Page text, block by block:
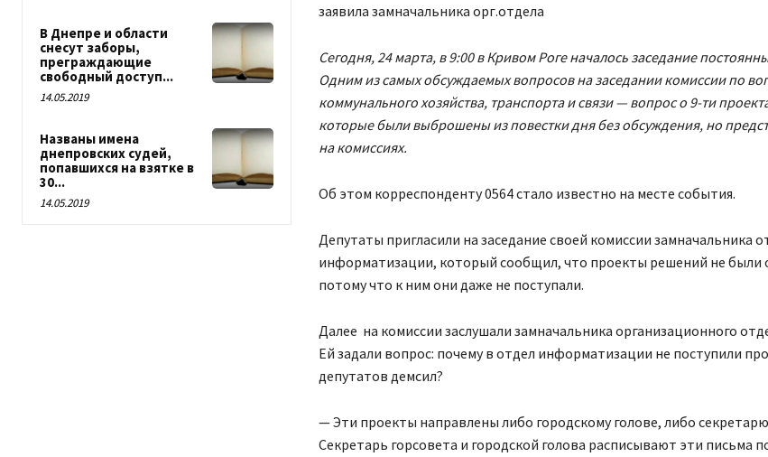
В Днепре и области
снесут заборы,
преграждающие
свободный доступ...
14.05.2019
Названы имена
днепровских судей,
попавшихся на взятке в
30...
14.05.2019
заявила замначальника орг.отдела
Сегодня, 24 марта, в 9:00 в Кривом Роге началось заседание
Одним из самых обсуждаемых вопросов на заседании комиссии по
коммунального хозяйства, транспорта и связи — вопрос о 9-ти
которые были выброшены из повестки дня без обсуждения, но
на комиссиях.
Об этом корреспонденту 0564 стало известно на месте события.
Депутаты пригласили на заседание своей комиссии замначальника
информатизации, который сообщил, что проекты решений не были
потому что к ним они даже не поступали.
Далее на комиссии заслушали замначальника организационного
Ей задали вопрос: почему в отдел информатизации не поступили
депутатов демсил?
— Эти проекты направлены либо городскому голове, либо
Секретарь горсовета и городской голова расписывают эти письма